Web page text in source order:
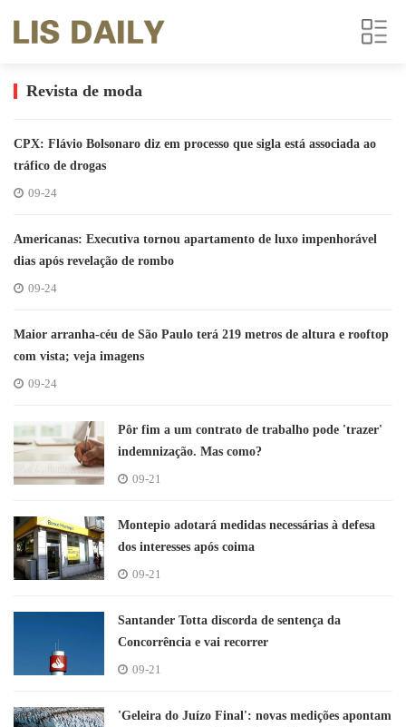
Revista de moda
CPX: Flávio Bolsonaro diz em processo que sigla está associada ao
tráfico de drogas
09-24
Americanas: Executiva tornou apartamento de luxo impenhorável
dias após revelação de rombo
09-24
Maior arranha-céu de São Paulo terá 219 metros de altura e rooftop
com vista; veja imagens
09-24
Pôr fim a um contrato de trabalho pode 'trazer'
indemnização. Mas como?
09-21
Montepio adotará medidas necessárias à defesa
dos interesses após coima
09-21
Santander Totta discorda de sentença da
Concorrência e vai recorrer
09-21
'Geleira do Juízo Final': novas medições apontam